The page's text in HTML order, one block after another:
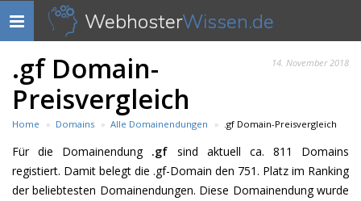
Navigation
anzeigen
WebhosterWissen.de
14. November 2018
.gf Domain-
Preisvergleich
Home Domains Alle Domainendungen .gf Domain-Preisvergleich
Für die Domainendung .gf sind aktuell ca. 811 Domains
registiert. Damit belegt die .gf-Domain den 751. Platz im Ranking
der beliebtesten Domainendungen. Diese Domainendung wurde